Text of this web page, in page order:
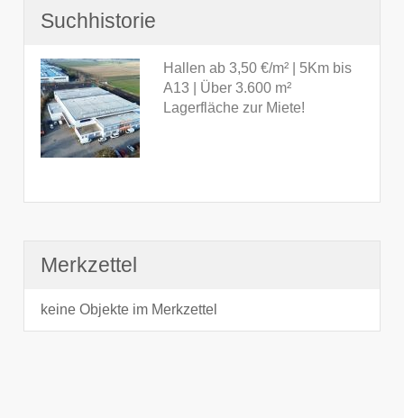
Suchhistorie
Hallen ab 3,50 €/m² | 5Km bis
A13 | Über 3.600 m²
Lagerfläche zur Miete!
Merkzettel
keine Objekte im Merkzettel